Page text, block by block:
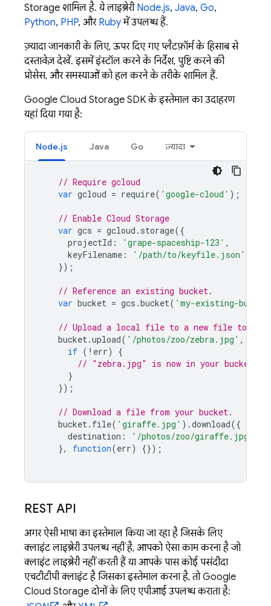
Storage शामिल है. ये लाइब्रेरी Node.js, Java, Go,
Python, PHP, और Rubyमें उपलब्ध हैं.
ज़्यादा जानकारी के लिए, ऊपर दिए गए प्लैटफ़ॉर्म के हिसाब से
दस्तावेज़ देखें. इसमें इंस्टॉल करने के निर्देश, पुष्टि करने की
प्रोसेस, और समस्याओं को हल करने के तरीके शामिल हैं.
Google Cloud Storage SDK के इस्तेमाल का उदाहरण
यहां दिया गया है:
Node.js Java Go ज़्यादा
// Require gcloud
var gcloud = require( 'google-cloud' );
// Enable Cloud Storage
var gcs = gcloud . storage({
projectId : 'grape-spaceship-123' ,
keyFilename :
'/path/to/keyfile.json'
});
// Reference an existing bucket.
var bucket = gcs .bucket( 'my-existing-
// Upload a local file to a new file to be
bucket.upload( '/photos/zoo/zebra.jpg' ,
if ( ! err)
{
// "zebra.jpg" is now in your bucket.
}
});
// Download a file from your bucket.
bucket. file( 'giraffe.jpg' ).download({
destination :
'/photos/zoo/giraffe.jpg'
},
function(err) {});
REST API
अगर ऐसी भाषा का इस्तेमाल किया जा रहा है जिसके लिए
क्लाइंट लाइब्रेरी उपलब्ध नहीं है, आपको ऐसा काम करना है जो
क्लाइंट लाइब्रेरी नहीं करती हैं या आपके पास कोई पसंदीदा
एचटीटीपी क्लाइंट है जिसका इस्तेमाल करना है, तोGoogle
Cloud Storageदोनों के लिए एपीआई उपलब्ध कराता है: